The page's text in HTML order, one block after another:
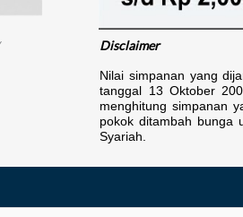
Disclaimer
Nilai simpanan yang
tanggal 13 Oktober
menghitung simpanan
pokok ditambah bunga
Syariah.